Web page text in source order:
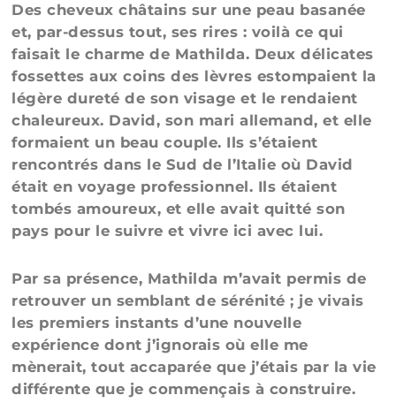
Des cheveux châtains sur une peau basanée
et, par-dessus tout, ses rires : voilà ce qui
faisait le charme de Mathilda. Deux délicates
fossettes aux coins des lèvres estompaient la
légère dureté de son visage et le rendaient
chaleureux. David, son mari allemand, et elle
formaient un beau couple. Ils s’étaient
rencontrés dans le Sud de l’Italie où David
était en voyage professionnel. Ils étaient
tombés amoureux, et elle avait quitté son
pays pour le suivre et vivre ici avec lui.
Par sa présence, Mathilda m’avait permis de
retrouver un semblant de sérénité ; je vivais
les premiers instants d’une nouvelle
expérience dont j’ignorais où elle me
mènerait, tout accaparée que j’étais par la vie
différente que je commençais à construire.